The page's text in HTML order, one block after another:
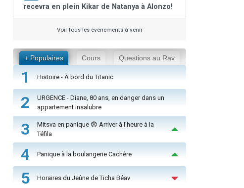
recevra en plein Kikar de Natanya à Alonzo!
Voir tous les événements à venir
+ Populaires Cours Questions au Rav
1 Histoire - À bord du Titanic
2
URGENCE - Diane, 80 ans, en danger dans un
appartement insalubre
3
Mitsva en panique 😨 Arriver à l'heure à la
Téfila
4 Panique à la boulangerie Cachère
5 Horaires du Jeûne de Ticha Béav